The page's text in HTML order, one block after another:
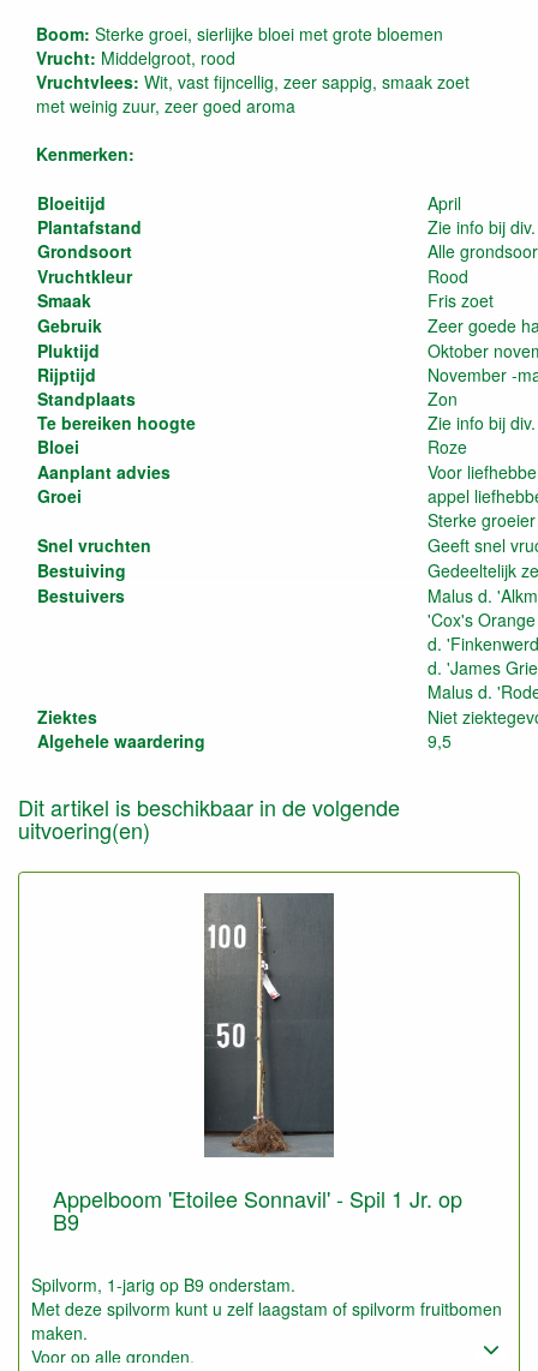
Boom: Sterke groei, sierlijke bloei met grote bloemen
Vrucht: Middelgroot, rood
Vruchtvlees: Wit, vast fijncellig, zeer sappig, smaak zoet
met weinig zuur, zeer goed aroma
Kenmerken:
Bloeitijd
Plantafstand
Grondsoort
April
Zie info bij
Alle
Vruchtkleur
Smaak
Rood
Fris zoet
Gebruik
Zeer goede
Pluktijd
Rijptijd
Standplaats
Te bereiken hoogte
Bloei
Oktober
November -
Zon
Zie info bij
Roze
Aanplant advies
Groei
Voor
appel
Sterke groeier
Snel vruchten
Geeft snel
Bestuiving
Gedeeltelijk
Bestuivers
Malus d.
'Cox's
d.
d. 'James
Malus d.
Ziektes
Algehele waardering
Niet
9,5
Dit artikel is beschikbaar in de volgende
uitvoering(en)
Appelboom 'Etoilee Sonnavil' - Spil 1 Jr. op
B9
Spilvorm, 1-jarig op B9 onderstam.
Met deze spilvorm kunt u zelf laagstam of spilvorm fruitbomen
maken.
Voor op alle gronden.